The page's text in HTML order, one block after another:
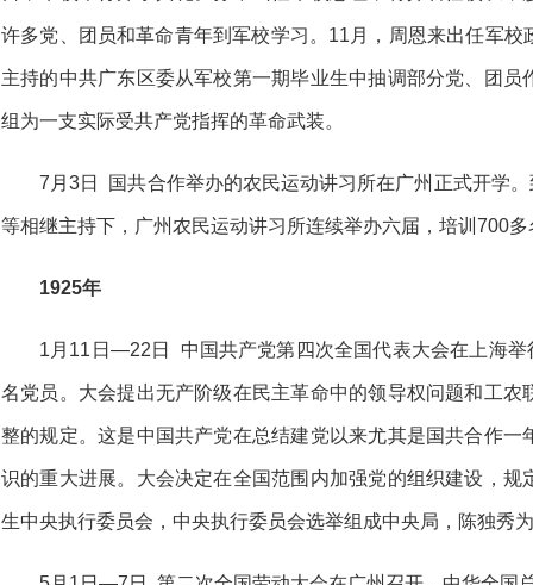
许多党、团员和革命青年到军校学习。11月，周恩来出任军
主持的中共广东区委从军校第一期毕业生中抽调部分党、团
组为一支实际受共产党指挥的革命武装。
7月3日 国共合作举办的农民运动讲习所在广州正式开学
等相继主持下，广州农民运动讲习所连续举办六届，培训700
1925年
1月11日—22日 中国共产党第四次全国代表大会在上海
名党员。大会提出无产阶级在民主革命中的领导权问题和工
整的规定。这是中国共产党在总结建党以来尤其是国共合作
识的重大进展。大会决定在全国范围内加强党的组织建设，
生中央执行委员会，中央执行委员会选举组成中央局，陈独秀